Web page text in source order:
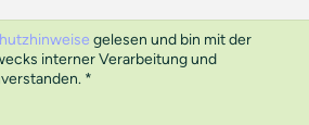
gelesen und bin mit der
interner Verarbeitung und
*